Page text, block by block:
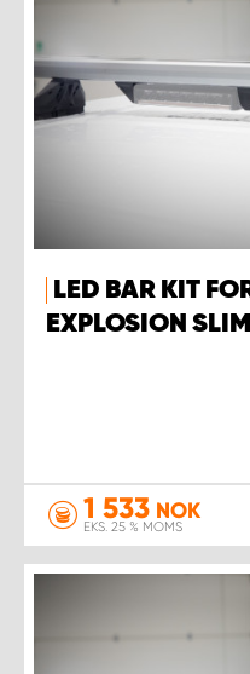
LED BAR KIT
EXPLOSION
1 533 NOK
EKS. 25 % MOMS